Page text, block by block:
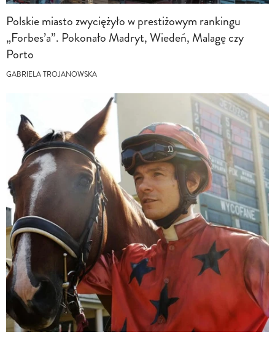
Polskie miasto zwyciężyło w prestiżowym rankingu
„Forbes’a”. Pokonało Madryt, Wiedeń, Malagę czy
Porto
GABRIELA TROJANOWSKA